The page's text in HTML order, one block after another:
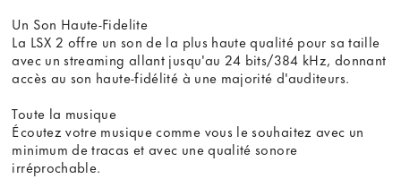
Un Son Haute-Fidelite
La LSX 2 offre un son de la plus haute qualité pour sa taille
avec un streaming allant jusqu'au 24 bits/384 kHz, donnant
accès au son haute-fidélité à une majorité d'auditeurs.
Toute la musique
Écoutez votre musique comme vous le souhaitez avec un
minimum de tracas et avec une qualité sonore
irréprochable.